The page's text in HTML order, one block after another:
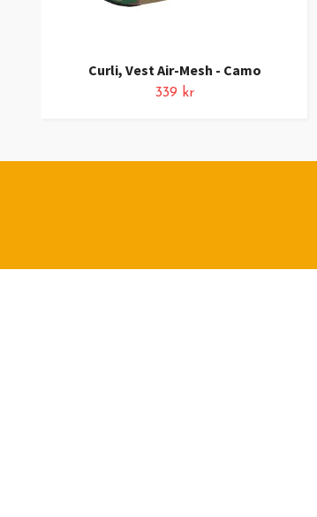
Curli, Vest Air-Mesh - Camo
339 kr